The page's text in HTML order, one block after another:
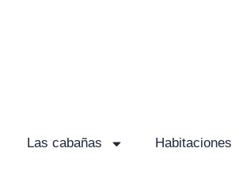
Las cabañas Habitaciones